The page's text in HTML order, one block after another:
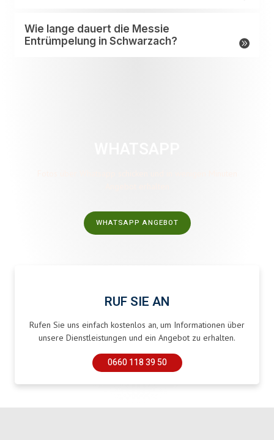
WHATSAPP ANGEBOT
RUF SIE AN
Rufen Sie uns einfach kostenlos an, um Informationen über
unsere Dienstleistungen und ein Angebot zu erhalten.
0660 118 39 50
Wie lange dauert die Messie
Entrümpelung in Schwarzach?